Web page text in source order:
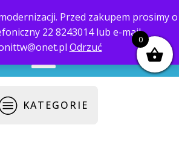
Przed zakupem prosimy o
22 8243014 lub e-mail
Odrzuć
22 559-10-50
KATEGORIE
0